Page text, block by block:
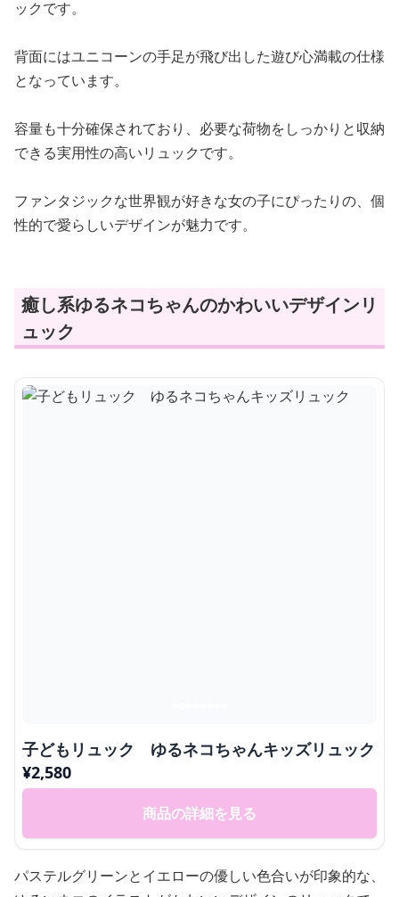
ックです。
背面にはユニコーンの手足が飛び出した遊び心満載の仕様
となっています。
容量も十分確保されており、必要な荷物をしっかりと収納
できる実用性の高いリュックです。
ファンタジックな世界観が好きな女の子にぴったりの、個
性的で愛らしいデザインが魅力です。
癒し系ゆるネコちゃんのかわいいデザインリ
ュック
子どもリュック ゆるネコちゃんキッズリュック
¥2,580
商品の詳細を見る
パステルグリーンとイエローの優しい色合いが印象的な、